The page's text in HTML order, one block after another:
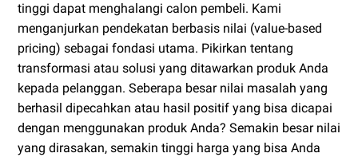
tinggi dapat menghalangi calon pembeli. Kami
menganjurkan pendekatan berbasis nilai (value-based
pricing) sebagai fondasi utama. Pikirkan tentang
transformasi atau solusi yang ditawarkan produk Anda
kepada pelanggan. Seberapa besar nilai masalah yang
berhasil dipecahkan atau hasil positif yang bisa dicapai
dengan menggunakan produk Anda? Semakin besar nilai
yang dirasakan, semakin tinggi harga yang bisa Anda